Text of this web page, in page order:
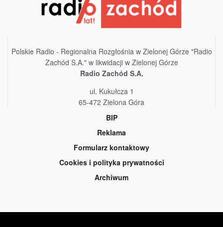
Polskie Radio - Regionalna Rozgłośnia w Zielonej Górze "Radio
Zachód S.A." w likwidacji w Zielonej Górze
Radio Zachód S.A.
ul. Kukułcza 1
65-472 Zielona Góra
BIP
Reklama
Formularz kontaktowy
Cookies i polityka prywatności
Archiwum